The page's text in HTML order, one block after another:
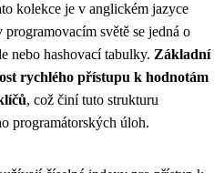
kolekce je v anglickém jazyce
světě se jedná o
nebo hashovací tabulky. Základní
rychlého přístupu k hodnotám
, což činí tuto strukturu
programátorských úloh.